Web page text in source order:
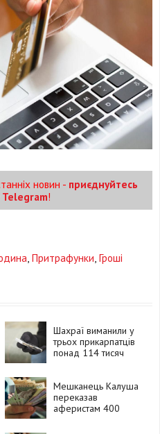
новин - приєднуйтесь
!
Притрафунки Гроші
Шахраї виманили у
трьох прикарпатців
понад 114 тисяч
Мешканець Калуша
переказав
аферистам 400